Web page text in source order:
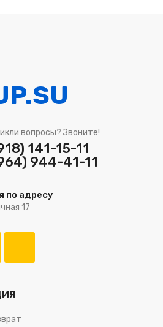
вопросы? Звоните!
141-15-11
944-41-11
по адресу
17